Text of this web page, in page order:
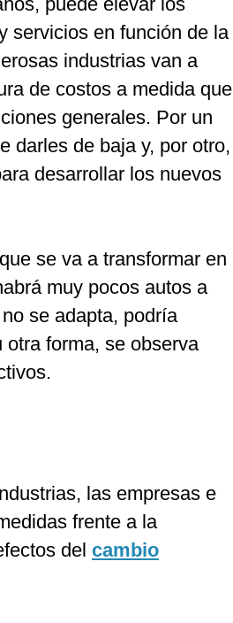
servicios en función de la
industrias van a
de costos a medida que
generales. Por un
darles de baja y, por otro,
desarrollar los nuevos
se va a transformar en
muy pocos autos a
se adapta, podría
forma, se observa
las empresas e
frente a la
del cambio